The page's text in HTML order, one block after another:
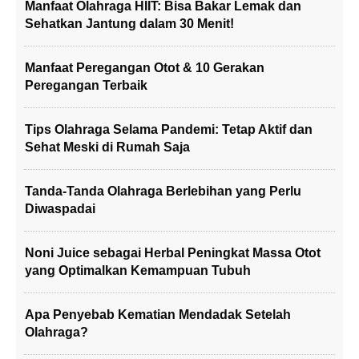
Manfaat Olahraga HIIT: Bisa Bakar Lemak dan
Sehatkan Jantung dalam 30 Menit!
Manfaat Peregangan Otot & 10 Gerakan
Peregangan Terbaik
Tips Olahraga Selama Pandemi: Tetap Aktif dan
Sehat Meski di Rumah Saja
Tanda-Tanda Olahraga Berlebihan yang Perlu
Diwaspadai
Noni Juice sebagai Herbal Peningkat Massa Otot
yang Optimalkan Kemampuan Tubuh
Apa Penyebab Kematian Mendadak Setelah
Olahraga?